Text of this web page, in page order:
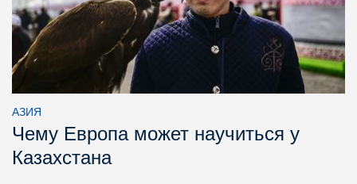
АЗИЯ
Чему Европа может научиться у
Казахстана